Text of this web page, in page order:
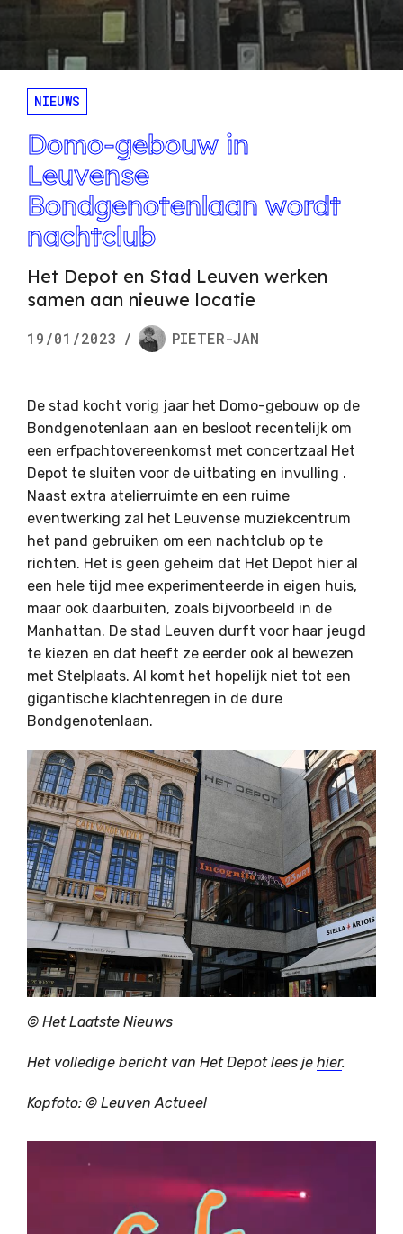
NIEUWS
Domo-gebouw in
Leuvense
Bondgenotenlaan wordt
nachtclub
Het Depot en Stad Leuven werken
samen aan nieuwe locatie
19/01/2023 / PIETER-JAN
De stad kocht vorig jaar het Domo-gebouw op de
Bondgenotenlaan aan en besloot recentelijk om
een erfpachtovereenkomst met concertzaal Het
Depot te sluiten voor de uitbating en invulling .
Naast extra atelierruimte en een ruime
eventwerking zal het Leuvense muziekcentrum
het pand gebruiken om een nachtclub op te
richten. Het is geen geheim dat Het Depot hier al
een hele tijd mee experimenteerde in eigen huis,
maar ook daarbuiten, zoals bijvoorbeeld in de
Manhattan. De stad Leuven durft voor haar jeugd
te kiezen en dat heeft ze eerder ook al bewezen
met Stelplaats. Al komt het hopelijk niet tot een
gigantische klachtenregen in de dure
Bondgenotenlaan.
© Het Laatste Nieuws
Het volledige bericht van Het Depot lees je hier.
Kopfoto: © Leuven Actueel